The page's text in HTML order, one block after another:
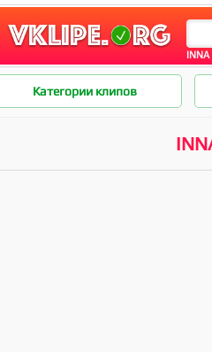
INNA
Категории клипов